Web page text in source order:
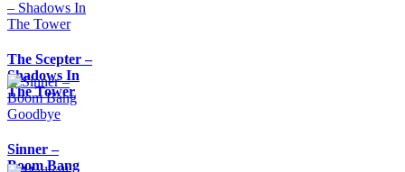
The Scepter –
Shadows In
The Tower
Sinner –
Boom Bang